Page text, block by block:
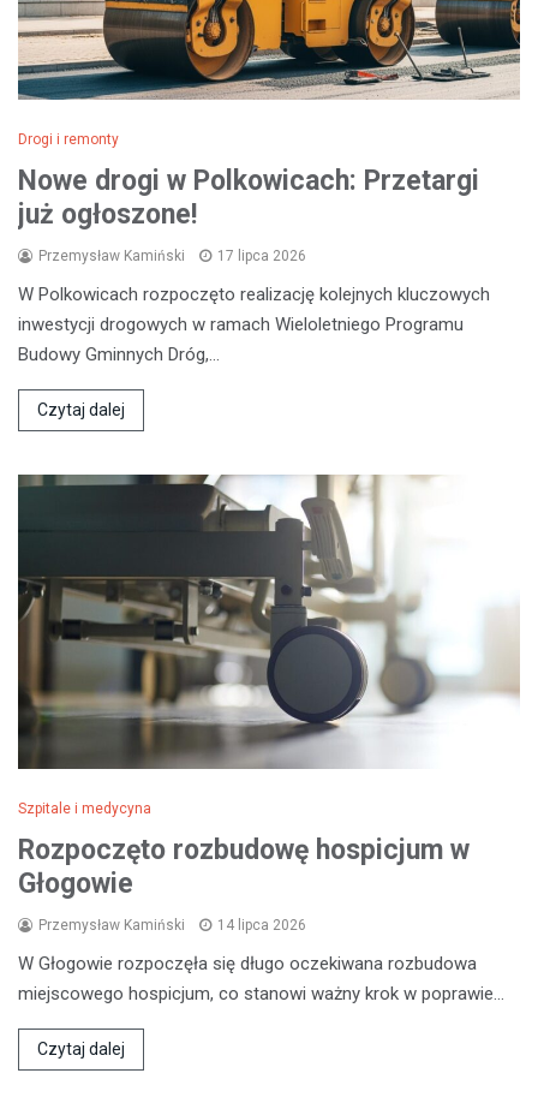
Drogi i remonty
Nowe drogi w Polkowicach: Przetargi
już ogłoszone!
Przemysław Kamiński 17 lipca 2026
W Polkowicach rozpoczęto realizację kolejnych kluczowych
inwestycji drogowych w ramach Wieloletniego Programu
Budowy Gminnych Dróg,…
Czytaj dalej
Szpitale i medycyna
Rozpoczęto rozbudowę hospicjum w
Głogowie
Przemysław Kamiński 14 lipca 2026
W Głogowie rozpoczęła się długo oczekiwana rozbudowa
miejscowego hospicjum, co stanowi ważny krok w poprawie…
Czytaj dalej